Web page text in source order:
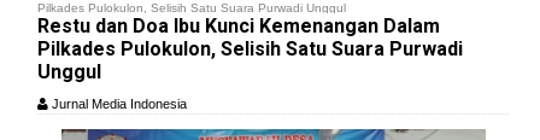
Pilkades Pulokulon, Selisih Satu Suara Purwadi Unggul
Restu dan Doa Ibu Kunci Kemenangan Dalam
Pilkades Pulokulon, Selisih Satu Suara Purwadi
Unggul
Jurnal Media Indonesia